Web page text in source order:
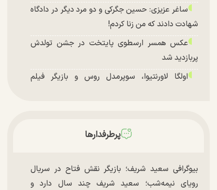
ساغر عزیزی: حسین جگرکی و دو مرد دیگر در دادگاه
شهادت دادند که من زنا کردم!
عکس همسر ارسطوی پایتخت در جشن تولدش
پربازدید شد
اولگا لاورنتیوا، سوپرمدل روس و بازیگر فیلم
پرطرفدارها
بیوگرافی سعید شریف؛ بازیگر نقش فتاح در سریال
رویای نیمه‌شب؛ سعید شریف چند سال دارد و